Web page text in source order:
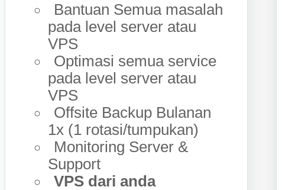
Bantuan Semua masalah
pada level server atau
VPS
Optimasi semua service
pada level server atau
VPS
Offsite Backup Bulanan
1x (1 rotasi/tumpukan)
Monitoring Server &
Support
VPS dari anda